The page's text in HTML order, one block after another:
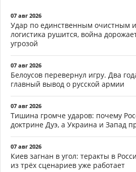
07 авг 2026
Удар по единственным очистным и
логистика рушится, война
угрозой
07 авг 2026
Белоусов перевернул игру. Два
главный вывод о русской армии
07 авг 2026
Тишина громче ударов: почему
доктрине Дуэ, а Украина и Запад
07 авг 2026
Киев загнан в угол: теракты в
из трёх сценариев уже работает